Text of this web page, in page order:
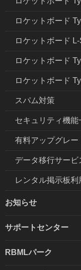
ロケットボード
ロケットボード
ロケットボード
ロケットボード
スパム対策
セキュリティ機能
有料アップグレー
データ移行サービ
レンタル掲示板利
お知らせ
サポートセンター
RBMLパーク